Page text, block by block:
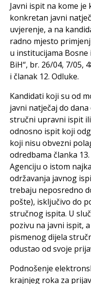
Javni ispit na kome je
konkretan javni
uvjerenje, a na
radno mjesto
u institucijama Bosne
BiH“, br. 26/04, 7/05,
i članаk 12. Odluke.
Kandidati koji su od
javni natječaj do
stručni upravni ispit
odnosno ispit koji
koji nisu obvezni
odredbama članka
Agenciju o istom
održavanja javnog
trebaju neposredno
pošte), isključivo do
stručnog ispita. U
pozivu na javni ispit,
pismenog dijela
odustao od svoje
Podnošenje
krajnjeg roka za